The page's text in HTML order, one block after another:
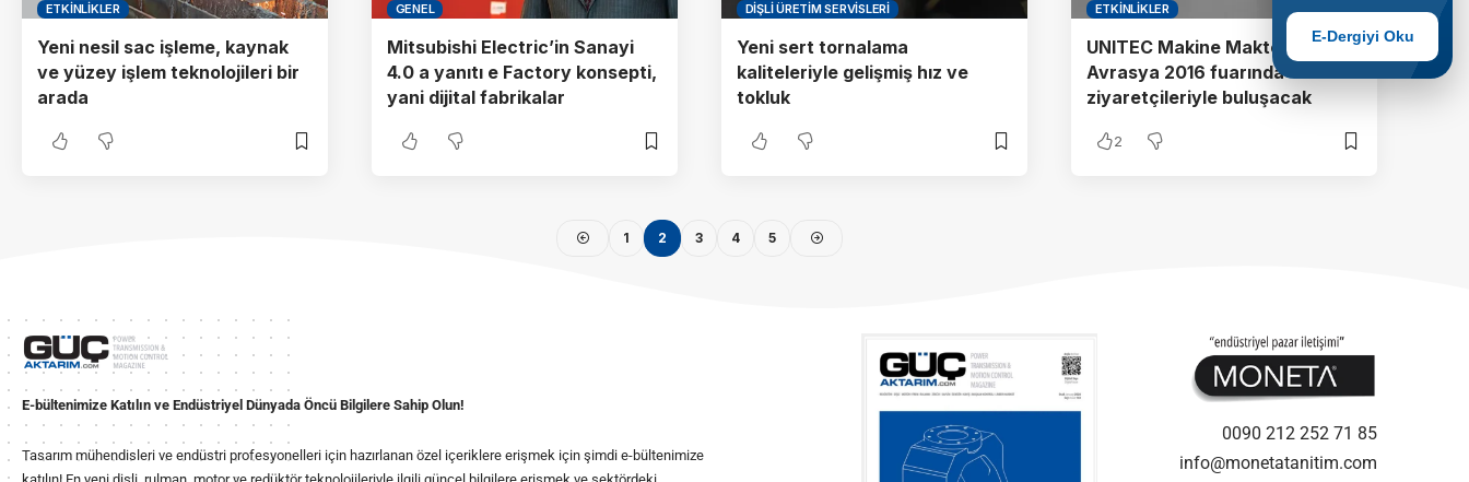
ETKINLIKLER
Yeni nesil sac işleme, kaynak
ve yüzey işlem teknolojileri bir
arada
GENEL
Mitsubishi Electric’in Sanayi
4.0 a yanıtı e Factory konsepti,
yani dijital fabrikalar
DIŞLI ÜRETIM SERVISLERI
Yeni sert tornalama
kaliteleriyle gelişmiş hız ve
tokluk
ETKINLIKLER
UNITEC Makine Maktek
Avrasya 2016 fuarında
ziyaretçileriyle buluşacak
2
1 2 3 4 5
E-bültenimize Katılın ve Endüstriyel Dünyada Öncü Bilgilere Sahip Olun!
Tasarım mühendisleri ve endüstri profesyonelleri için hazırlanan özel içeriklere erişmek için şimdi e-bültenimize
0090 212 252 71 85
info@monetatanitim.com
E-Dergiyi Oku